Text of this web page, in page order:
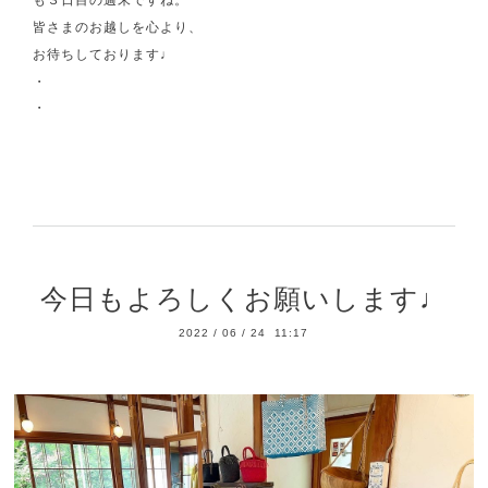
皆さまのお越しを心より、
お待ちしております♩
・
・
今日もよろしくお願いします♩
2022 /06 /24 11:17